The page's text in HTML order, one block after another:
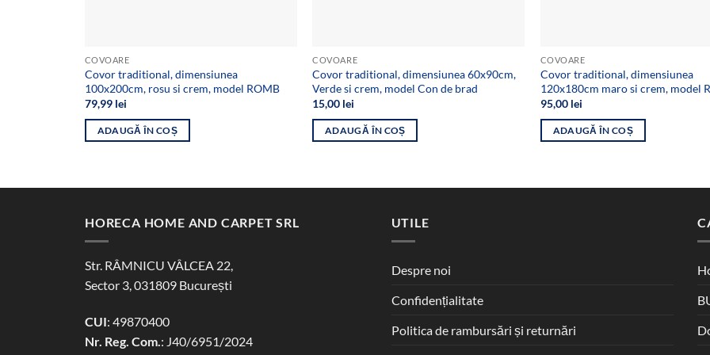
COVOARE
Covor traditional, dimensiunea
100x200cm, rosu si crem, model ROMB
79,99 lei
ADAUGĂ ÎN COȘ
COVOARE
Covor traditional, dimensiunea 60x90cm,
Verde si crem, model Con de brad
15,00 lei
ADAUGĂ ÎN COȘ
COVOARE
Covor traditional, dimensiunea
120x180cm maro si crem, model
95,00 lei
ADAUGĂ ÎN COȘ
HORECA HOME AND CARPET SRL
Str. RÂMNICU VÂLCEA 22,
Sector 3, 031809 București
CUI: 49870400
Nr. Reg. Com.: J40/6951/2024
UTILE
Despre noi
Confidențialitate
Politica de rambursări și returnări